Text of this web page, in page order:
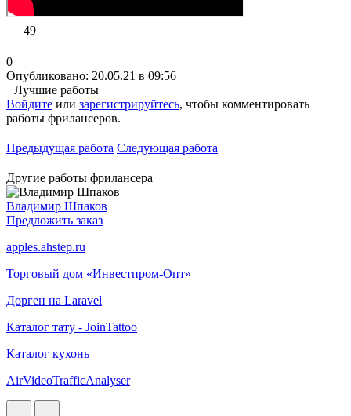
49
0
Опубликовано: 20.05.21 в 09:56
Лучшие работы
Войдите или зарегистрируйтесь, чтобы комментировать
работы фрилансеров.
Предыдущая работа Следующая работа
Другие работы фрилансера
Владимир Шпаков
Предложить заказ
apples.ahstep.ru
Торговый дом «Инвестпром-Опт»
Дорген на Laravel
Каталог тату - JoinTattoo
Каталог кухонь
AirVideoTrafficAnalyser